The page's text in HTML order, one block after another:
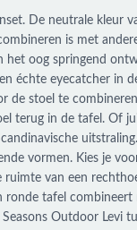
De neutrale kleur
is met
het oog springend
échte eyecatcher in
de stoel te
terug in de tafel. Of
vormen. Kies je
ruimte van een
ronde tafel combineert
Outdoor Levi